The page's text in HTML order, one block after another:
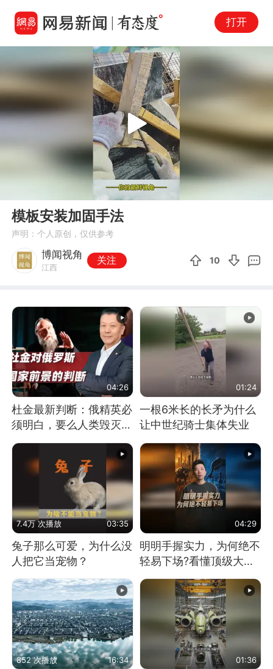
打开
Play
模板安装加固手法
声明：个人原创，仅供参考
博闻视角
江西
关注 10
04:26
杜金最新判断：俄精英必
须明白，要么人类毁灭，
01:24
一根6米长的长矛为什么
让中世纪骑士集体失业
7.4万 次播放 03:35
兔子那么可爱，为什么没
人把它当宠物？
04:29
明明手握实力，为何绝不
轻易下场?看懂顶级大国
谋略
852 次播放 16:34 01:36